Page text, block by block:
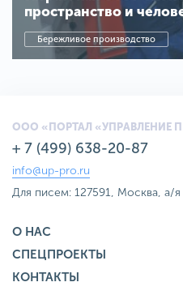
пространство и
Бережливое производство
ООО «ПОРТАЛ «УПРАВЛЕНИЕ
+ 7 (499) 638-20-87
info@up-pro.ru
Для писем: 127591, Москва, а/я
О НАС
СПЕЦПРОЕКТЫ
КОНТАКТЫ